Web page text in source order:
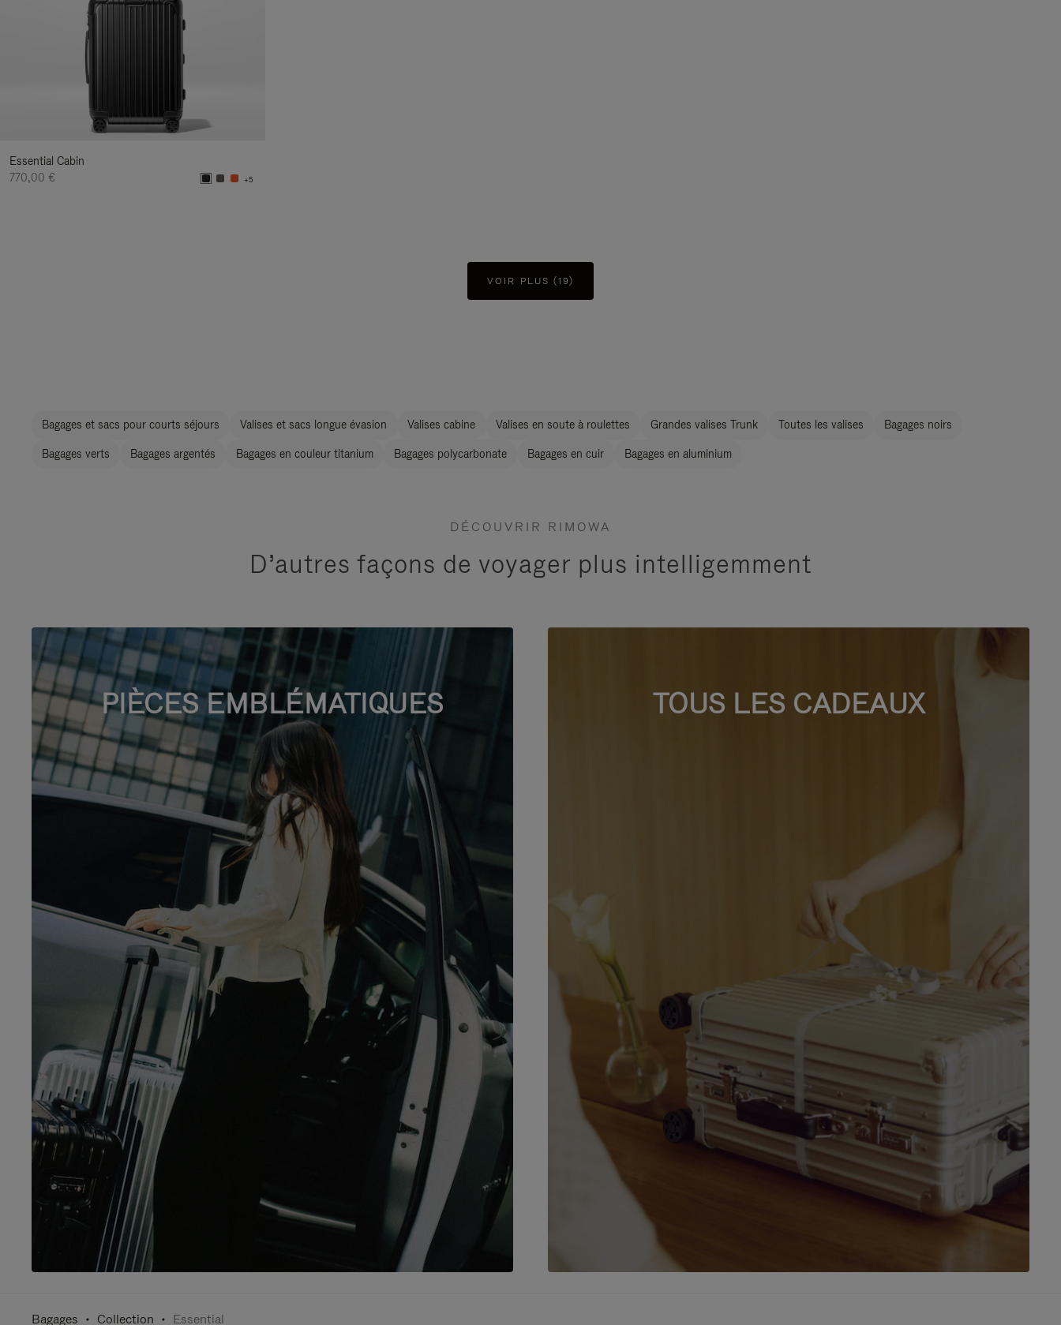
Essential Cabin
770,00 €
+5
VOIR PLUS (19)
Bagages et sacs pour courts séjours Valises et sacs longue évasion Valises cabine Valises en soute à roulettes Grandes valises Trunk Toutes les valises Bagages noirs
Bagages verts Bagages argentés Bagages en couleur titanium Bagages polycarbonate Bagages en cuir Bagages en aluminium
DÉCOUVRIR RIMOWA
D’autres façons de voyager plus intelligemment
PIÈCES EMBLÉMATIQUES TOUS LES CADEAUX
Bagages Collection Essential